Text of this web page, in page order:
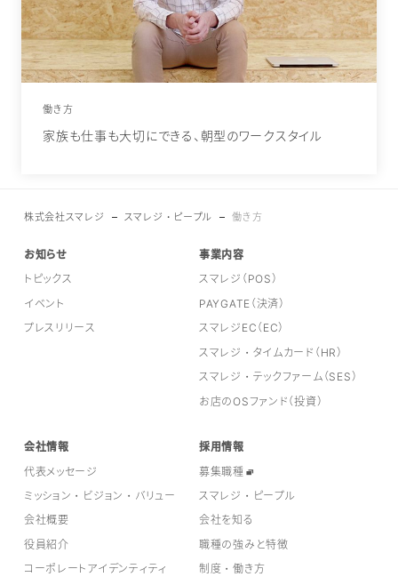
働き方
家族も仕事も大切にできる、朝型のワークスタイル
株式会社スマレジ スマレジ・ピープル 働き方
お知らせ
トピックス
イベント
プレスリリース
事業内容
スマレジ（POS）
PAYGATE（決済）
スマレジEC（EC）
スマレジ・タイムカード（HR）
スマレジ・テックファーム（SES）
お店のOSファンド（投資）
会社情報
代表メッセージ
ミッション・ビジョン・バリュー
会社概要
役員紹介
コーポレートアイデンティティ
採用情報
募集職種
スマレジ・ピープル
会社を知る
職種の強みと特徴
制度・働き方